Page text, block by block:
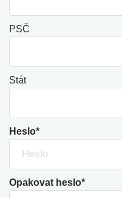
PSČ
Stát
Heslo*
Opakovat heslo*